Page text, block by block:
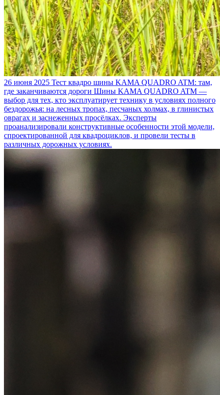
26 июня 2025 Тест квадро шины KAMA QUADRO ATM: там,
где заканчиваются дороги Шины KAMA QUADRO ATM —
выбор для тех, кто эксплуатирует технику в условиях полного
бездорожья: на лесных тропах, песчаных холмах, в глинистых
оврагах и заснеженных просёлках. Эксперты
проанализировали конструктивные особенности этой модели,
спроектированной для квадроциклов, и провели тесты в
различных дорожных условиях.